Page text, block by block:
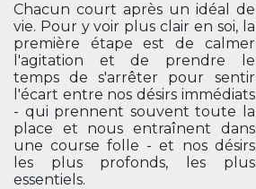
Chacun court après un idéal de
vie. Pour y voir plus clair en soi, la
première étape est de calmer
l'agitation et de prendre le
temps de s'arrêter pour sentir
l'écart entre nos désirs immédiats
- qui prennent souvent toute la
place et nous entraînent dans
une course folle - et nos désirs
les plus profonds, les plus
essentiels.